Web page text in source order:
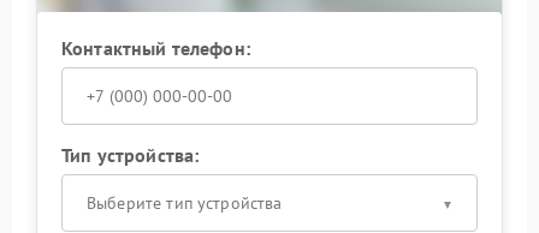
Контактный телефон:
Тип устройства:
Выберите тип устройства